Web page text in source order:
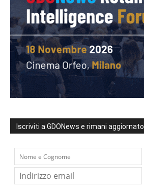
Iscriviti a GDONews e rimani aggiornato